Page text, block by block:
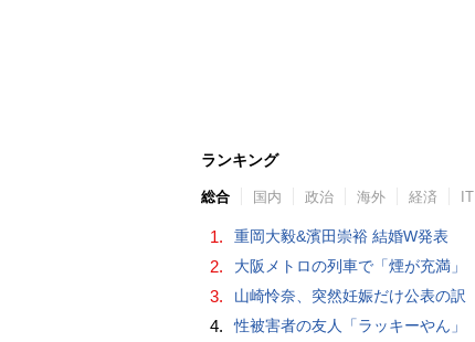
ランキング
総合 国内 政治 海外 経済 IT
1. 重岡大毅&濱田崇裕 結婚W発表
2. 大阪メトロの列車で「煙が充満」
3. 山崎怜奈、突然妊娠だけ公表の訳
4. 性被害者の友人「ラッキーやん」